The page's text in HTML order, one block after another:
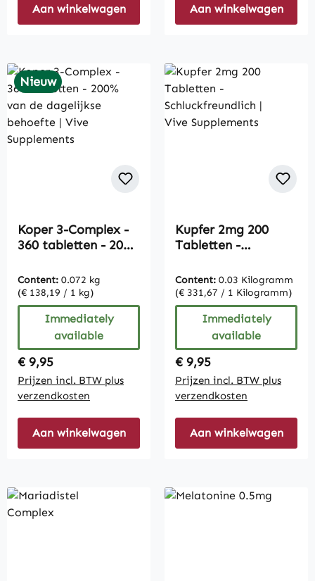
Aan winkelwagen Aan winkelwagen
Nieuw
Koper 3-Complex -
360 tabletten - 200%
behoefte | Vive
Supplements
Content: 0.072 kg
(€ 138,19 / 1 kg)
Immediately
available
Regular price:
€ 9,95
Prijzen incl. BTW plus
verzendkosten
Aan winkelwagen
Kupfer 2mg 200
Tabletten -
Vive Supplements
Content: 0.03 Kilogramm
(€ 331,67 / 1 Kilogramm)
Immediately
available
Regular price:
€ 9,95
Prijzen incl. BTW plus
verzendkosten
Aan winkelwagen